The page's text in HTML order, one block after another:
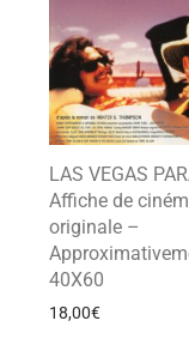
LAS VEGAS
Affiche de
originale –
40X60
18,00€